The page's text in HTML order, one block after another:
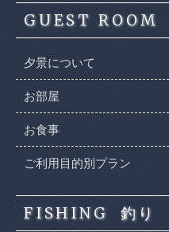
GUEST ROOM
夕景について
お部屋
お食事
ご利用目的別プラン
FISHING 釣り